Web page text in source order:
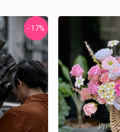
- 17%